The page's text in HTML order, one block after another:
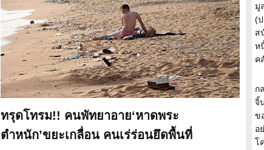
ทรุดโทรม!! คนพัทยาอาย‘หาดพระ
ตำหนัก’ขยะเกลื่อน คนเร่ร่อนยึดพื้นที่
มู
(
ส
ห
ค
ก
จิ้
ข
อ
โ